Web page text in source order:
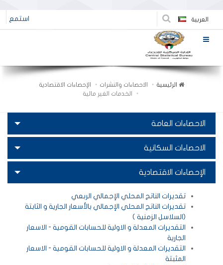
العربية استمع
الرئيسية الاحصاءات والنشرات
الإحصاءات الاقتصادية
الخدمات الغير مالية
الاحصاءات العامة
الاحصاءات السكانية
الإحصاءات الاقتصادية
تقديرات الناتج المحلي الإجمالي الربعي
تقديرات الناتج المحلي الإجمالي بالأسعار الجارية و الثابتة
(السلاسل الزمنية )
التقديرات المعدلة و الاولية للحسابات القومية - الاسعار
الجارية
التقديرات المعدلة و الاولية للحسابات القومية - الاسعار
المثبتة